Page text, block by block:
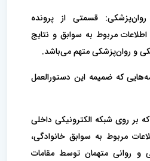
قسمتی از پرونده
مربوط به سوابق و نتایج
و روان‌پزشکی متهم می‌باشد.
که ضمیمه این دستورالعمل
روی شبکه الکترونیکی داخلی
مربوط به سوابق خانوادگی،
و روانی متهمان توسط مقامات